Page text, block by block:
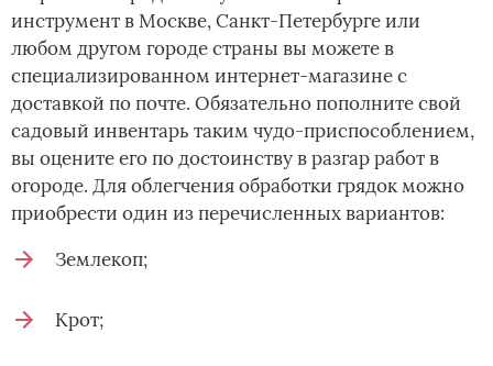
инструмент в Москве, Санкт-Петербурге или
любом другом городе страны вы можете в
специализированном интернет-магазине с
доставкой по почте. Обязательно пополните свой
садовый инвентарь таким чудо-приспособлением,
вы оцените его по достоинству в разгар работ в
огороде. Для облегчения обработки грядок можно
приобрести один из перечисленных вариантов:
Землекоп;
Крот;